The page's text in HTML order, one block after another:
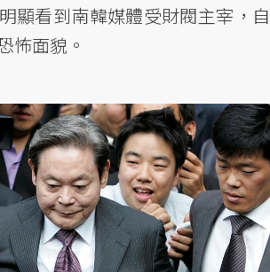
顯看到南韓媒體受財閥主宰，自
怖面貌。